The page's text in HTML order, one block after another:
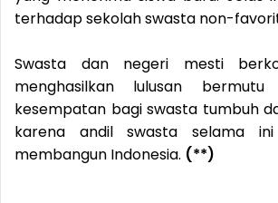
terhadap sekolah swasta non-
Swasta dan negeri mesti
menghasilkan lulusan
kesempatan bagi swasta tumbuh
karena andil swasta selama
membangun Indonesia. (**)